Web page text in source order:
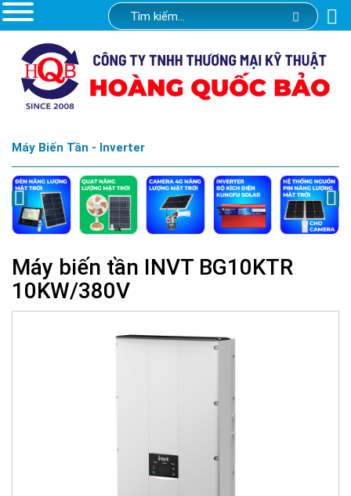
Máy Biến Tần - Inverter
Máy biến tần INVT BG10KTR
10KW/380V